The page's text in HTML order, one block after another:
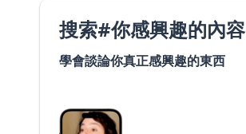
搜索#你感興趣的內容
學會談論你真正感興趣的東西